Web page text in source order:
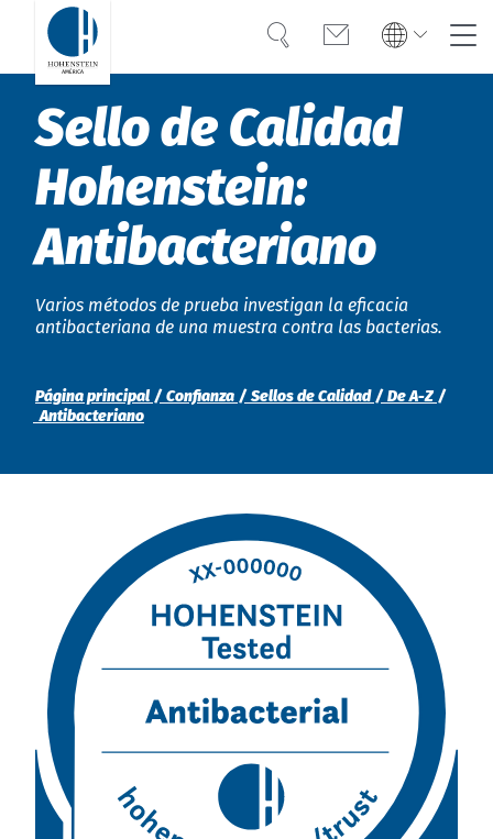
Global
English Deutsch
Türkiye
Türkçe
English Español
Bangladesh
English
Búsqueda
Contacto
English Deutsch
Türkiye
Türkçe
Americas
English Español
Bangladesh
English
Việt Nam
Indonesia
Experiencia
Confianza
Conocimiento
OEKO-TEX®
Noticias - Industria
Descargas
Prensa (EN)
Contacto
Boletín (EN)
Página principal Confianza Sellos de Calidad
De A-Z
Antibacteriano
Sello de Calidad
Hohenstein:
Antibacteriano
Varios métodos de prueba investigan la eficacia
antibacteriana de una muestra contra las bacterias.